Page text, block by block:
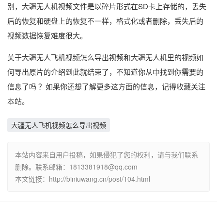
别，大疆无人机视频文件是以碎片形式在SD卡上存储的，丢失
后的恢复和硬盘上的恢复不一样，格式化或者删除，丢失后的
视频数据恢复难度很大。
关于大疆无人飞机视频怎么导出视频和大疆无人机里的视频如
何导出原片的介绍到此就结束了，不知道你从中找到你需要的
信息了吗 ？如果你还想了解更多这方面的信息，记得收藏关注
本站。
大疆无人飞机视频怎么导出视频
本站内容来自用户投稿，如果侵犯了您的权利，请与我们联系
删除。联系邮箱：1813381918@qq.com
本文链接：http://biniuwang.cn/post/104.html